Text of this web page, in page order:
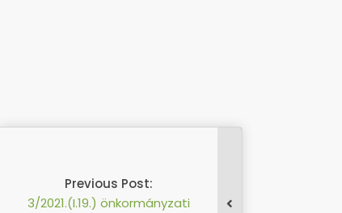
Previous Post:
3/2021.(I.19.) önkormányzati